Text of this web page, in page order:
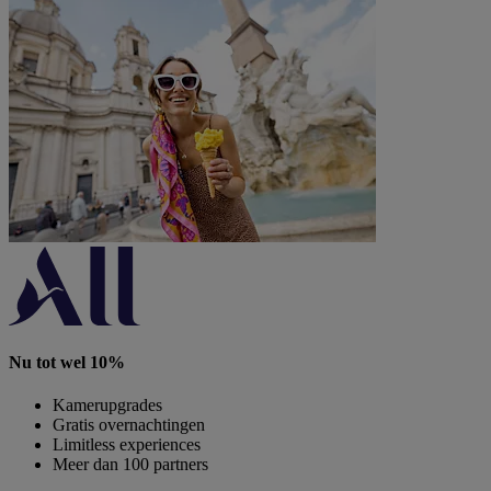
Nu tot wel 10%
Kamerupgrades
Gratis overnachtingen
Limitless experiences
Meer dan 100 partners